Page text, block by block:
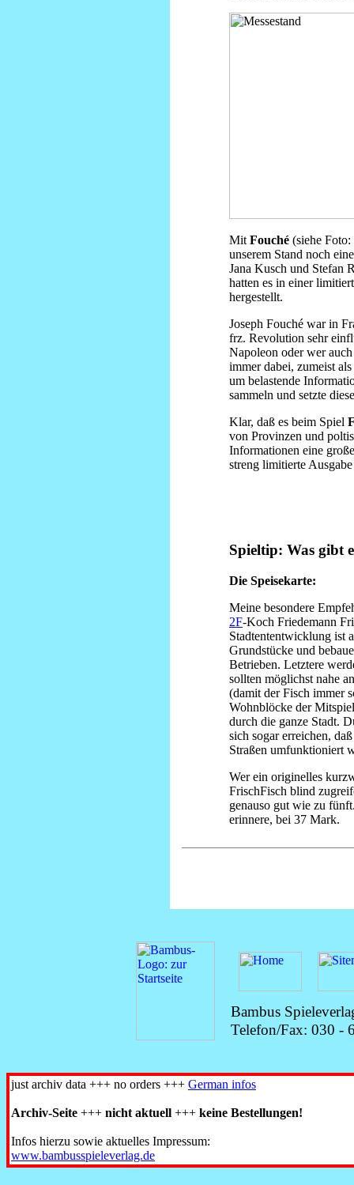
Mit Fouché (siehe
unserem Stand noch
Jana Kusch und Stefan
hatten es in einer
hergestellt.
Joseph Fouché war in
frz. Revolution sehr
Napoleon oder wer
immer dabei, zumeist
um belastende
sammeln und setzte
Klar, daß es beim Spiel
von Provinzen und
Informationen eine
streng limitierte
Spieltip: Was gibt
Die Speisekarte:
Meine besondere
2F-Koch Friedemann
Stadtententwicklung ist
Grundstücke und
Betrieben. Letztere
sollten möglichst nahe
(damit der Fisch immer
Wohnblöcke der
durch die ganze Stadt.
sich sogar erreichen,
Straßen umfunktioniert
Wer ein originelles
FrischFisch blind
genauso gut wie zu
erinnere, bei 37 Mark.
Bambus
Telefon/Fax: 030 -
just archiv data +++ no orders +++ German infos
Archiv-Seite +++ nicht aktuell +++ keine Bestellungen!
Infos hierzu sowie aktuelles Impressum:
www.bambusspieleverlag.de